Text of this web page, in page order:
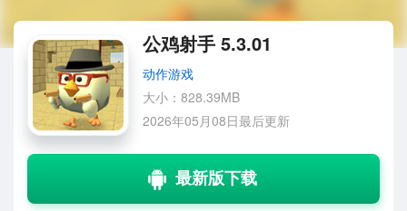
公鸡射手 5.3.01
动作游戏
大小：828.39MB
2026年05月08日最后更新